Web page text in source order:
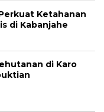
Ketahanan
di Kabanjahe
di Karo